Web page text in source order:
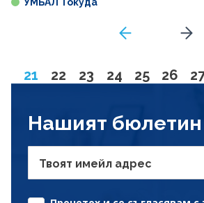
Page
21 Go to page
22 Go to page
23 Go to page
24 Go to
25 Go to
26
Go
Нашият бюлетин
Твоят имейл адрес